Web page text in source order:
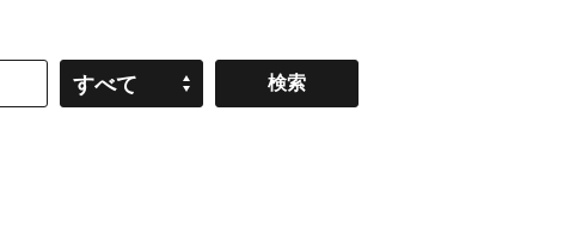
すべて